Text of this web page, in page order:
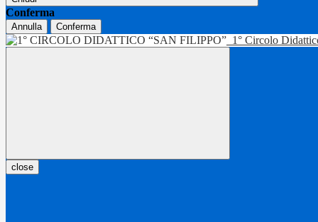
Conferma
Annulla Conferma
1° Circolo
close